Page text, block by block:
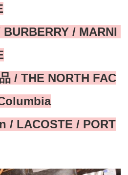
/ MARNI
/ THE NORTH FAC
/ LACOSTE / PORT